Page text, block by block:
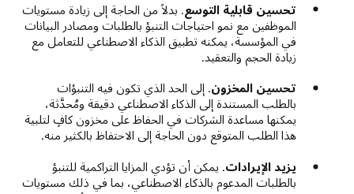
تحسين قابلية التوسع. بدلاً من الحاجة إلى زيادة مستويات
الموظفين مع نمو احتياجات التنبؤ بالطلبات ومصادر البيانات
في المؤسسة، يمكنه تطبيق الذكاء الاصطناعي للتعامل مع
زيادة الحجم والتعقيد.
تحسين المخزون. إلى الحد الذي تكون فيه التنبؤات
بالطلب المستندة إلى الذكاء الاصطناعي دقيقة ومُحدَّثة،
يمكنها مساعدة الشركات في الحفاظ على مخزون كافٍ لتلبية
هذا الطلب المتوقع دون الحاجة إلى الاحتفاظ بالكثير منه.
يزيد الإيرادات. يمكن أن تؤدي المزايا التراكمية للتنبؤ
بالطلبات المدعوم بالذكاء الاصطناعي، بما في ذلك مستويات